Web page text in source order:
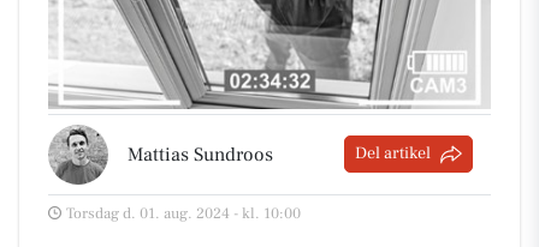
Mattias Sundroos Del artikel
Torsdag d. 01. aug. 2024 - kl. 10:00